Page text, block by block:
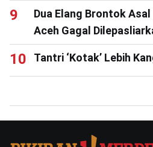
Dua Elang Brontok Asal
Aceh Gagal
Tantri ‘Kotak’ Lebih